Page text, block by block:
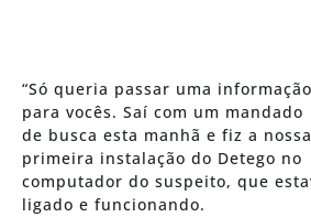
“Só queria passar uma informação
para vocês. Saí com um mandado
de busca esta manhã e fiz a nossa
primeira instalação do Detego no
computador do suspeito, que
ligado e funcionando.